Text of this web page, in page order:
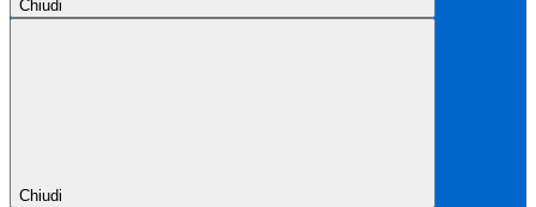
Chiudi
Chiudi